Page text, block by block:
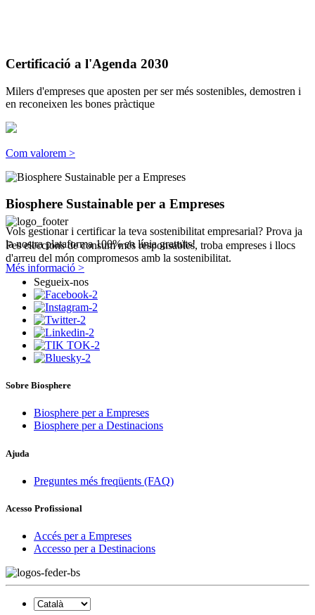
Certificació a l'Agenda 2030
Milers d'empreses que aposten per ser més sostenibles, demostren i
en reconeixen les bones pràctique
Com valorem >
Biosphere Sustainable per a Empreses
Vols gestionar i certificar la teva sostenibilitat empresarial? Prova ja
la nostra plataforma 100% en línia gratuïts!
Més informació >
Fes eleccions de consum més responsables, troba empreses i llocs
d'arreu del món compromesos amb la sostenibilitat.
Segueix-nos
Sobre Biosphere
Biosphere per a Empreses
Biosphere per a Destinacions
Ajuda
Preguntes més freqüents (FAQ)
Acesso Profissional
Accés per a Empreses
Accesso per a Destinacions